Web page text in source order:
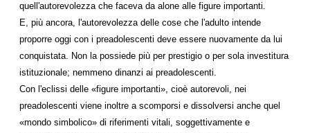
quell'autorevolezza che faceva da alone alle figure importanti.
E, più ancora, l'autorevolezza delle cose che l'adulto intende
proporre oggi con i preadolescenti deve essere nuovamente da lui
conquistata. Non la possiede più per prestigio o per sola investitura
istituzionale; nemmeno dinanzi ai preadolescenti.
Con l'eclissi delle «figure importanti», cioè autorevoli, nei
preadolescenti viene inoltre a scomporsi e dissolversi anche quel
«mondo simbolico» di riferimenti vitali, soggettivamente e